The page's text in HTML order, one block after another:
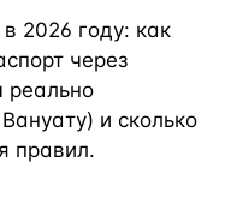
2 948
Россия · 3
2026 году: как
через
реально
и сколько
правил.